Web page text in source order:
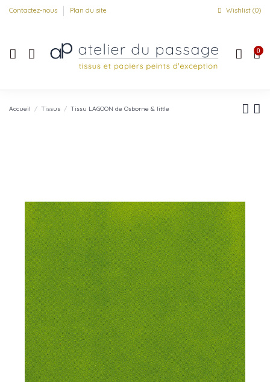
Contactez-nous Plan du site Wishlist (0)
0
Accueil Tissus Tissu LAGOON de Osborne & little